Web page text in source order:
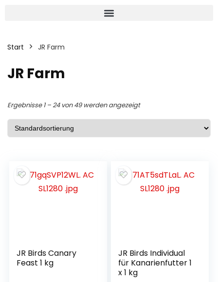
Start JR Farm
JR Farm
Ergebnisse 1 – 24 von 49 werden angezeigt
JR Birds Canary
Feast 1 kg
JR Birds Individual
für Kanarienfutter 1
x 1 kg